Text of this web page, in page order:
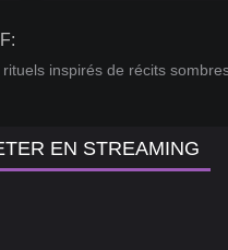
inspirés de récits
EN STREAMING